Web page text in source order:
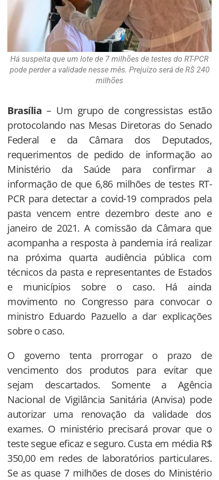
Há suspeita que um lote de 7 milhões de testes do RT-PCR
pode perder a validade nesse mês. Prejuízo será de R$ 240
milhões
Brasília– Um grupo de congressistas estão
protocolando nas Mesas Diretoras do Senado
Federal e da Câmara dos Deputados,
requerimentos de pedido de informação ao
Ministério da Saúde para confirmar a
informação de que 6,86 milhões de testes RT-
PCR para detectar a covid-19 comprados pela
pasta vencem entre dezembro deste ano e
janeiro de 2021. A comissão da Câmara que
acompanha a resposta à pandemia irá realizar
na próxima quarta audiência pública com
técnicos da pasta e representantes de Estados
e municípios sobre o caso. Há ainda
movimento no Congresso para convocar o
ministro Eduardo Pazuello a dar explicações
sobre o caso.
O governo tenta prorrogar o prazo de
vencimento dos produtos para evitar que
sejam descartados. Somente a Agência
Nacional de Vigilância Sanitária (Anvisa) pode
autorizar uma renovação da validade dos
exames. O ministério precisará provar que o
teste segue eficaz e seguro. Custa em média R$
350,00 em redes de laboratórios particulares.
Se as quase 7 milhões de doses do Ministério